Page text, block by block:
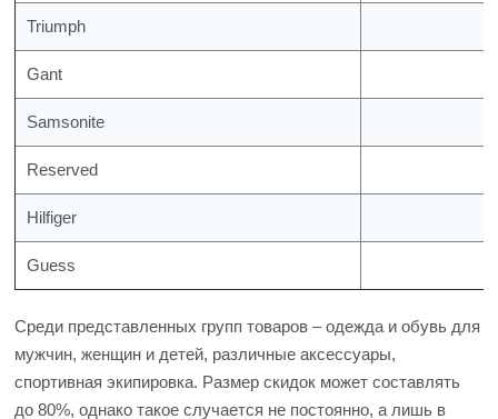
Triumph
Gant
Samsonite
Reserved
Hilfiger
Guess
Среди представленных групп товаров – одежда и обувь для
мужчин, женщин и детей, различные аксессуары,
спортивная экипировка. Размер скидок может составлять
до 80%, однако такое случается не постоянно, а лишь в